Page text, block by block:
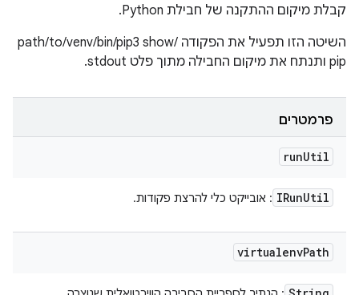
קבלת מיקום ההתקנה של חבילת Python.
השיטה הזו תפעיל את הפקודה /path/to/venv/bin/pip3 show
pip ותנתח את מיקום החבילה מתוך פלט stdout.
פרמטרים
runUtil
IRunUtil : אובייקט כלי להרצת פקודות.
virtualenvPath